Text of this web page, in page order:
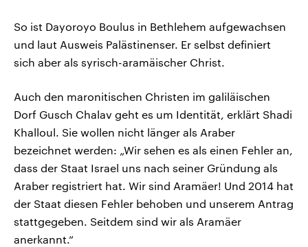
So ist Dayoroyo Boulus in Bethlehem aufgewachsen
und laut Ausweis Palästinenser. Er selbst definiert
sich aber als syrisch-aramäischer Christ.
Auch den maronitischen Christen im galiläischen
Dorf Gusch Chalav geht es um Identität, erklärt Shadi
Khalloul. Sie wollen nicht länger als Araber
bezeichnet werden: „Wir sehen es als einen Fehler an,
dass der Staat Israel uns nach seiner Gründung als
Araber registriert hat. Wir sind Aramäer! Und 2014 hat
der Staat diesen Fehler behoben und unserem Antrag
stattgegeben. Seitdem sind wir als Aramäer
anerkannt.“